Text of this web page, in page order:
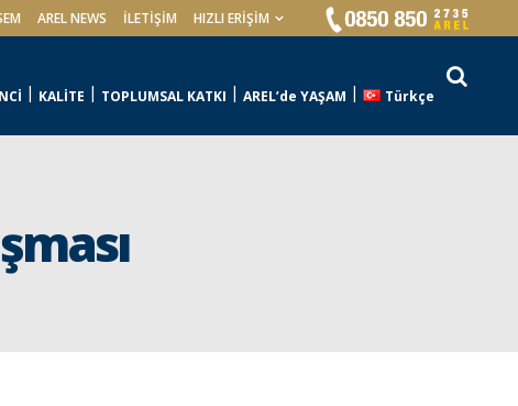
AREL NEWS İLETIŞIM HIZLI ERİŞİM
KALİTE TOPLUMSAL KATKI AREL’de YAŞAM Türkçe